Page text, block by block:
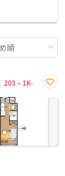
203・1K-
に入